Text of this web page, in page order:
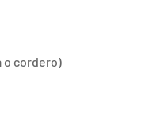
o cordero)